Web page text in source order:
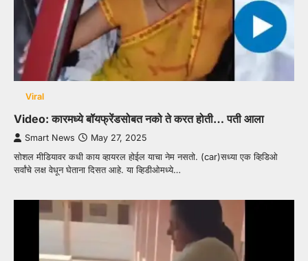
Viral
Video: कारमध्ये बॉयफ्रेंडसोबत नको ते करत होती… पती आला
Smart News May 27, 2025
सोशल मीडियावर कधी काय व्हायरल होईल याचा नेम नसतो. (car)सध्या एक व्हिडिओ
सर्वांचे लक्ष वेधून घेताना दिसत आहे. या व्हिडीओमध्ये…